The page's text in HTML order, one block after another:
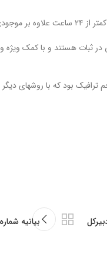
در ثبات هستند و با کمک
ترافیک بود که با روشهای